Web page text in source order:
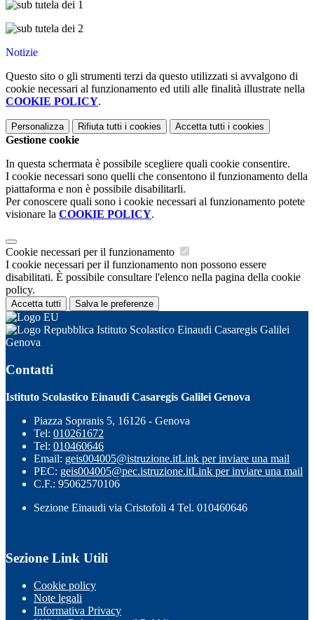
Notizie
Questo sito o gli strumenti terzi da questo utilizzati si avvalgono di
cookie necessari al funzionamento ed utili alle finalità illustrate nella
COOKIE POLICY.
Personalizza Rifiuta tutti i cookies Accetta tutti i cookies
Gestione cookie
In questa schermata è possibile scegliere quali cookie consentire.
I cookie necessari sono quelli che consentono il funzionamento della
piattaforma e non è possibile disabilitarli.
Per conoscere quali sono i cookie necessari al funzionamento potete
visionare la COOKIE POLICY.
Cookie necessari per il funzionamento
I cookie necessari per il funzionamento non possono essere
disabilitati. È possibile consultare l'elenco nella pagina della cookie
policy.
Accetta tutti Salva le preferenze
Istituto Scolastico Einaudi Casaregis Galilei
Genova
Contatti
Istituto Scolastico Einaudi Casaregis Galilei Genova
Piazza Sopranis 5, 16126 - Genova
Tel: 010261672
Tel: 010460646
Email: geis004005@istruzione.itLink per inviare una mail
PEC: geis004005@pec.istruzione.itLink per inviare una mail
C.F.: 95062570106
Sezione Einaudi via Cristofoli 4 Tel. 010460646
Sezione Link Utili
Cookie policy
Note legali
Informativa Privacy